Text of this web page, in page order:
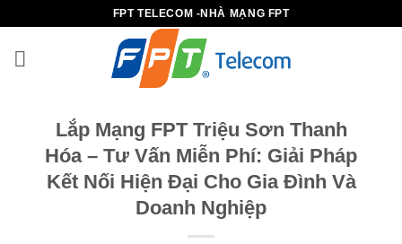
FPT TELECOM -NHÀ MẠNG FPT
Lắp Mạng FPT Triệu Sơn Thanh
Hóa – Tư Vấn Miễn Phí: Giải Pháp
Kết Nối Hiện Đại Cho Gia Đình Và
Doanh Nghiệp